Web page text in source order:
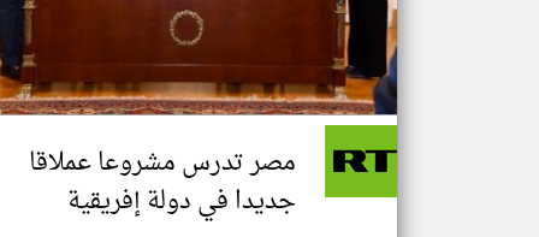
مصر تدرس مشروعا عملاقا
جديدا في دولة إفريقية